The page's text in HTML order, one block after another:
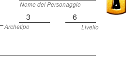
Nome del Personaggio
3 6
Archetipo
Livello